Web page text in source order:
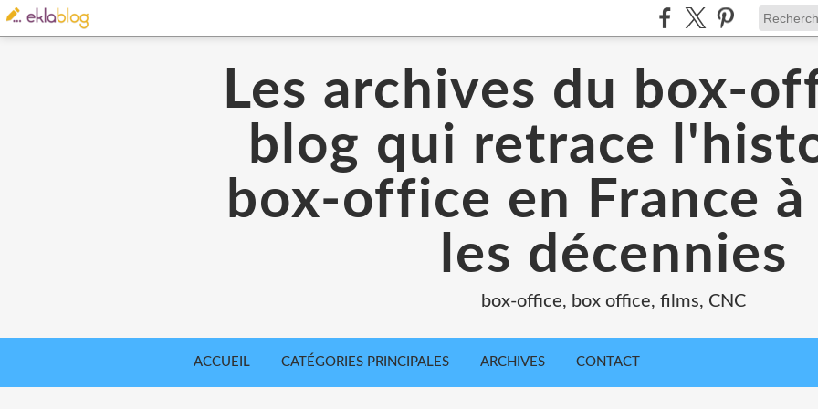
Les archives du box-
blog qui retrace
box-office en France
les décennies
box-office, box office, films, CNC
ACCUEIL CATÉGORIES PRINCIPALES ARCHIVES CONTACT